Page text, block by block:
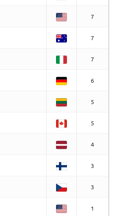
7
7
7
6
5
5
4
3
3
1